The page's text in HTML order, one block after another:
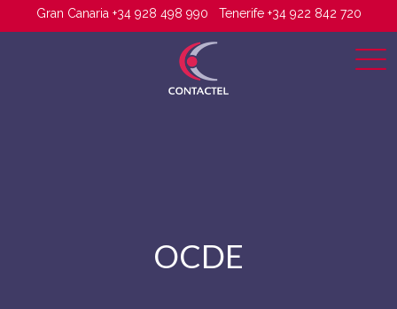
Gran Canaria +34 928 498 990 Tenerife +34 922 842 720
OCDE